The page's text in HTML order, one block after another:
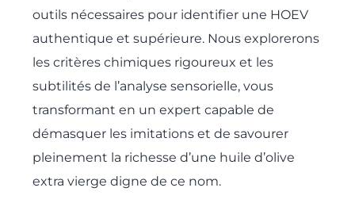
outils nécessaires pour identifier une HOEV
authentique et supérieure. Nous explorerons
les critères chimiques rigoureux et les
subtilités de l’analyse sensorielle, vous
transformant en un expert capable de
démasquer les imitations et de savourer
pleinement la richesse d’une huile d’olive
extra vierge digne de ce nom.